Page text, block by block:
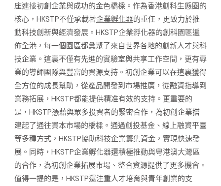
座連接初創企業與成功的金色橋樑。作為香港創科生態圈的
核心，HKSTP不僅承載著企業孵化器的重任，更致力於推
動科技創新與經濟發展。HKSTP企業孵化器的創科園區遍
佈全港，每一個園區都彙聚了來自世界各地的創新人才與科
技企業。這裏不僅有先進的實驗室與共享工作空間，更有專
業的導師團隊與豐富的資源支持。初創企業可以在這裏獲得
全方位的成長幫助，從產品開發到市場推廣，從融資指導到
業務拓展，HKSTP都能提供精准有效的支持。更重要的
是，HKSTP憑藉與眾多投資者的緊密合作，為初創企業搭
建起了通往資本市場的橋樑。通過創投基金、線上融資平臺
等多種方式，HKSTP協助科技企業籌集資金，實現快速發
展。同時，HKSTP企業孵化器還積極推動與粵港澳大灣區
的合作，為初創企業拓展市場、整合資源提供了更多機會。
值得一提的是，HKSTP還注重人才培育與青年創業的支